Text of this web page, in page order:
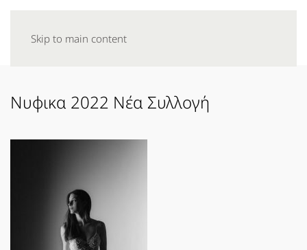
Skip to main content
Νυφικα 2022 Νέα Συλλογή